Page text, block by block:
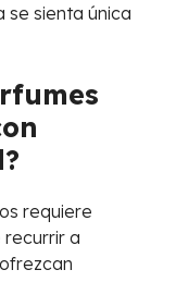
se sienta única
requiere
recurrir a